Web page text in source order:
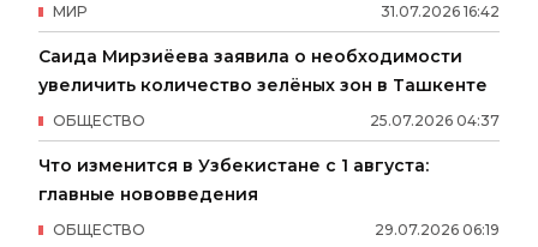
31.07.2026 16:42
МИР
Саида Мирзиёева заявила о необходимости
увеличить количество зелёных зон в Ташкенте
25.07.2026 04:37
ОБЩЕСТВО
Что изменится в Узбекистане с 1 августа:
главные нововведения
29.07.2026 06:19
ОБЩЕСТВО